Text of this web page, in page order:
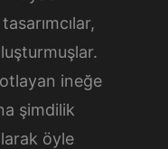
ineğe
şimdilik
öyle